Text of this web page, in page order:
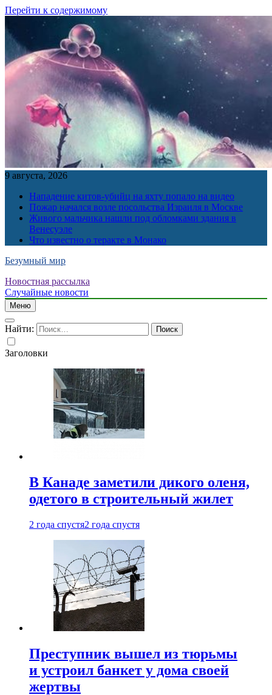
Перейти к содержимому
9 августа, 2026
Нападение китов-убийц на яхту попало на видео
Пожар начался возле посольства Израиля в Москве
Живого мальчика нашли под обломками здания в
Венесуэле
Что известно о теракте в Монако
Безумный мир
Новостная рассылка
Случайные новости
Меню
Найти:
Заголовки
В Канаде заметили дикого оленя,
одетого в строительный жилет
2 года спустя2 года спустя
Преступник вышел из тюрьмы
и устроил банкет у дома своей
жертвы